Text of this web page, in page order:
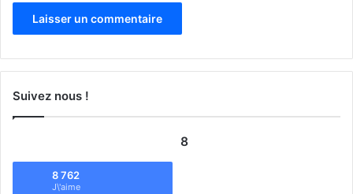
Suivez nous !
8
8 762
J\'aime